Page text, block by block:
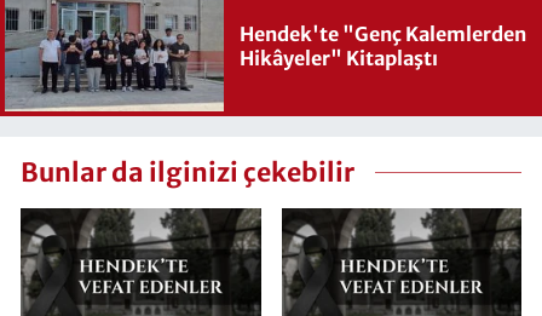
Hendek'te "Genç Kalemlerden
Hikâyeler" Kitaplaştı
Bunlar da ilginizi çekebilir